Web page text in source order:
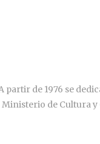
partir de 1976 se
Ministerio de Cultura